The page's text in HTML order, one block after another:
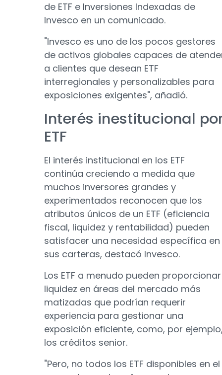
de ETF e Inversiones Indexadas de
Invesco en un comunicado.
"Invesco es uno de los pocos gestores
de activos globales capaces de
a clientes que desean ETF
interregionales y personalizables para
exposiciones exigentes", añadió.
Interés inestitucional
ETF
El interés institucional en los ETF
continúa creciendo a medida que
muchos inversores grandes y
experimentados reconocen que los
atributos únicos de un ETF (eficiencia
fiscal, liquidez y rentabilidad) pueden
satisfacer una necesidad específica en
sus carteras, destacó Invesco.
Los ETF a menudo pueden proporcionar
liquidez en áreas del mercado más
matizadas que podrían requerir
experiencia para gestionar una
exposición eficiente, como, por
los créditos senior.
"Pero, no todos los ETF disponibles en el